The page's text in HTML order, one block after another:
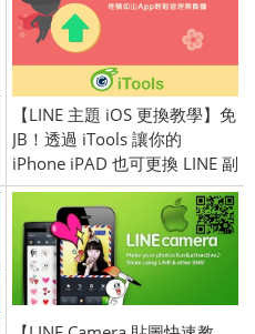
【LINE 主題 iOS 更換教學】免
JB！透過 iTools 讓你的
iPhone iPAD 也可更換 LINE 副
主題包 / theme 下載